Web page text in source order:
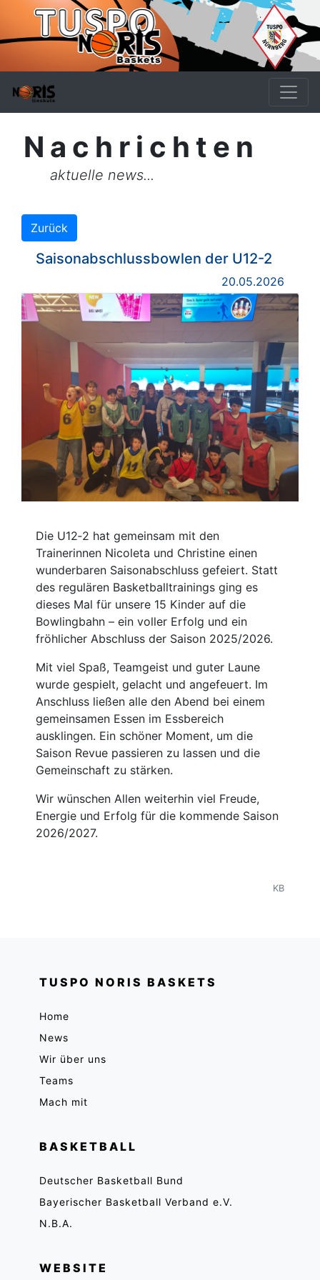
Nachrichten
aktuelle news...
Zurück
Saisonabschlussbowlen der U12-2
20.05.2026
Die U12‑2 hat gemeinsam mit den
Trainerinnen Nicoleta und Christine einen
wunderbaren Saisonabschluss gefeiert. Statt
des regulären Basketballtrainings ging es
dieses Mal für unsere 15 Kinder auf die
Bowlingbahn – ein voller Erfolg und ein
fröhlicher Abschluss der Saison 2025/2026.
Mit viel Spaß, Teamgeist und guter Laune
wurde gespielt, gelacht und angefeuert. Im
Anschluss ließen alle den Abend bei einem
gemeinsamen Essen im Essbereich
ausklingen. Ein schöner Moment, um die
Saison Revue passieren zu lassen und die
Gemeinschaft zu stärken.
Wir wünschen Allen weiterhin viel Freude,
Energie und Erfolg für die kommende Saison
2026/2027.
KB
TUSPO NORIS BASKETS
Home
News
Wir über uns
Teams
Mach mit
BASKETBALL
Deutscher Basketball Bund
Bayerischer Basketball Verband e.V.
N.B.A.
WEBSITE